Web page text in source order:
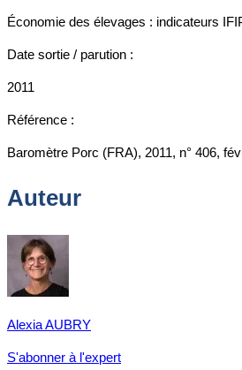
Économie des élevages : indicateurs
Date sortie / parution :
2011
Référence :
Baromètre Porc (FRA), 2011, n° 406,
Auteur
Alexia AUBRY
S'abonner à l'expert